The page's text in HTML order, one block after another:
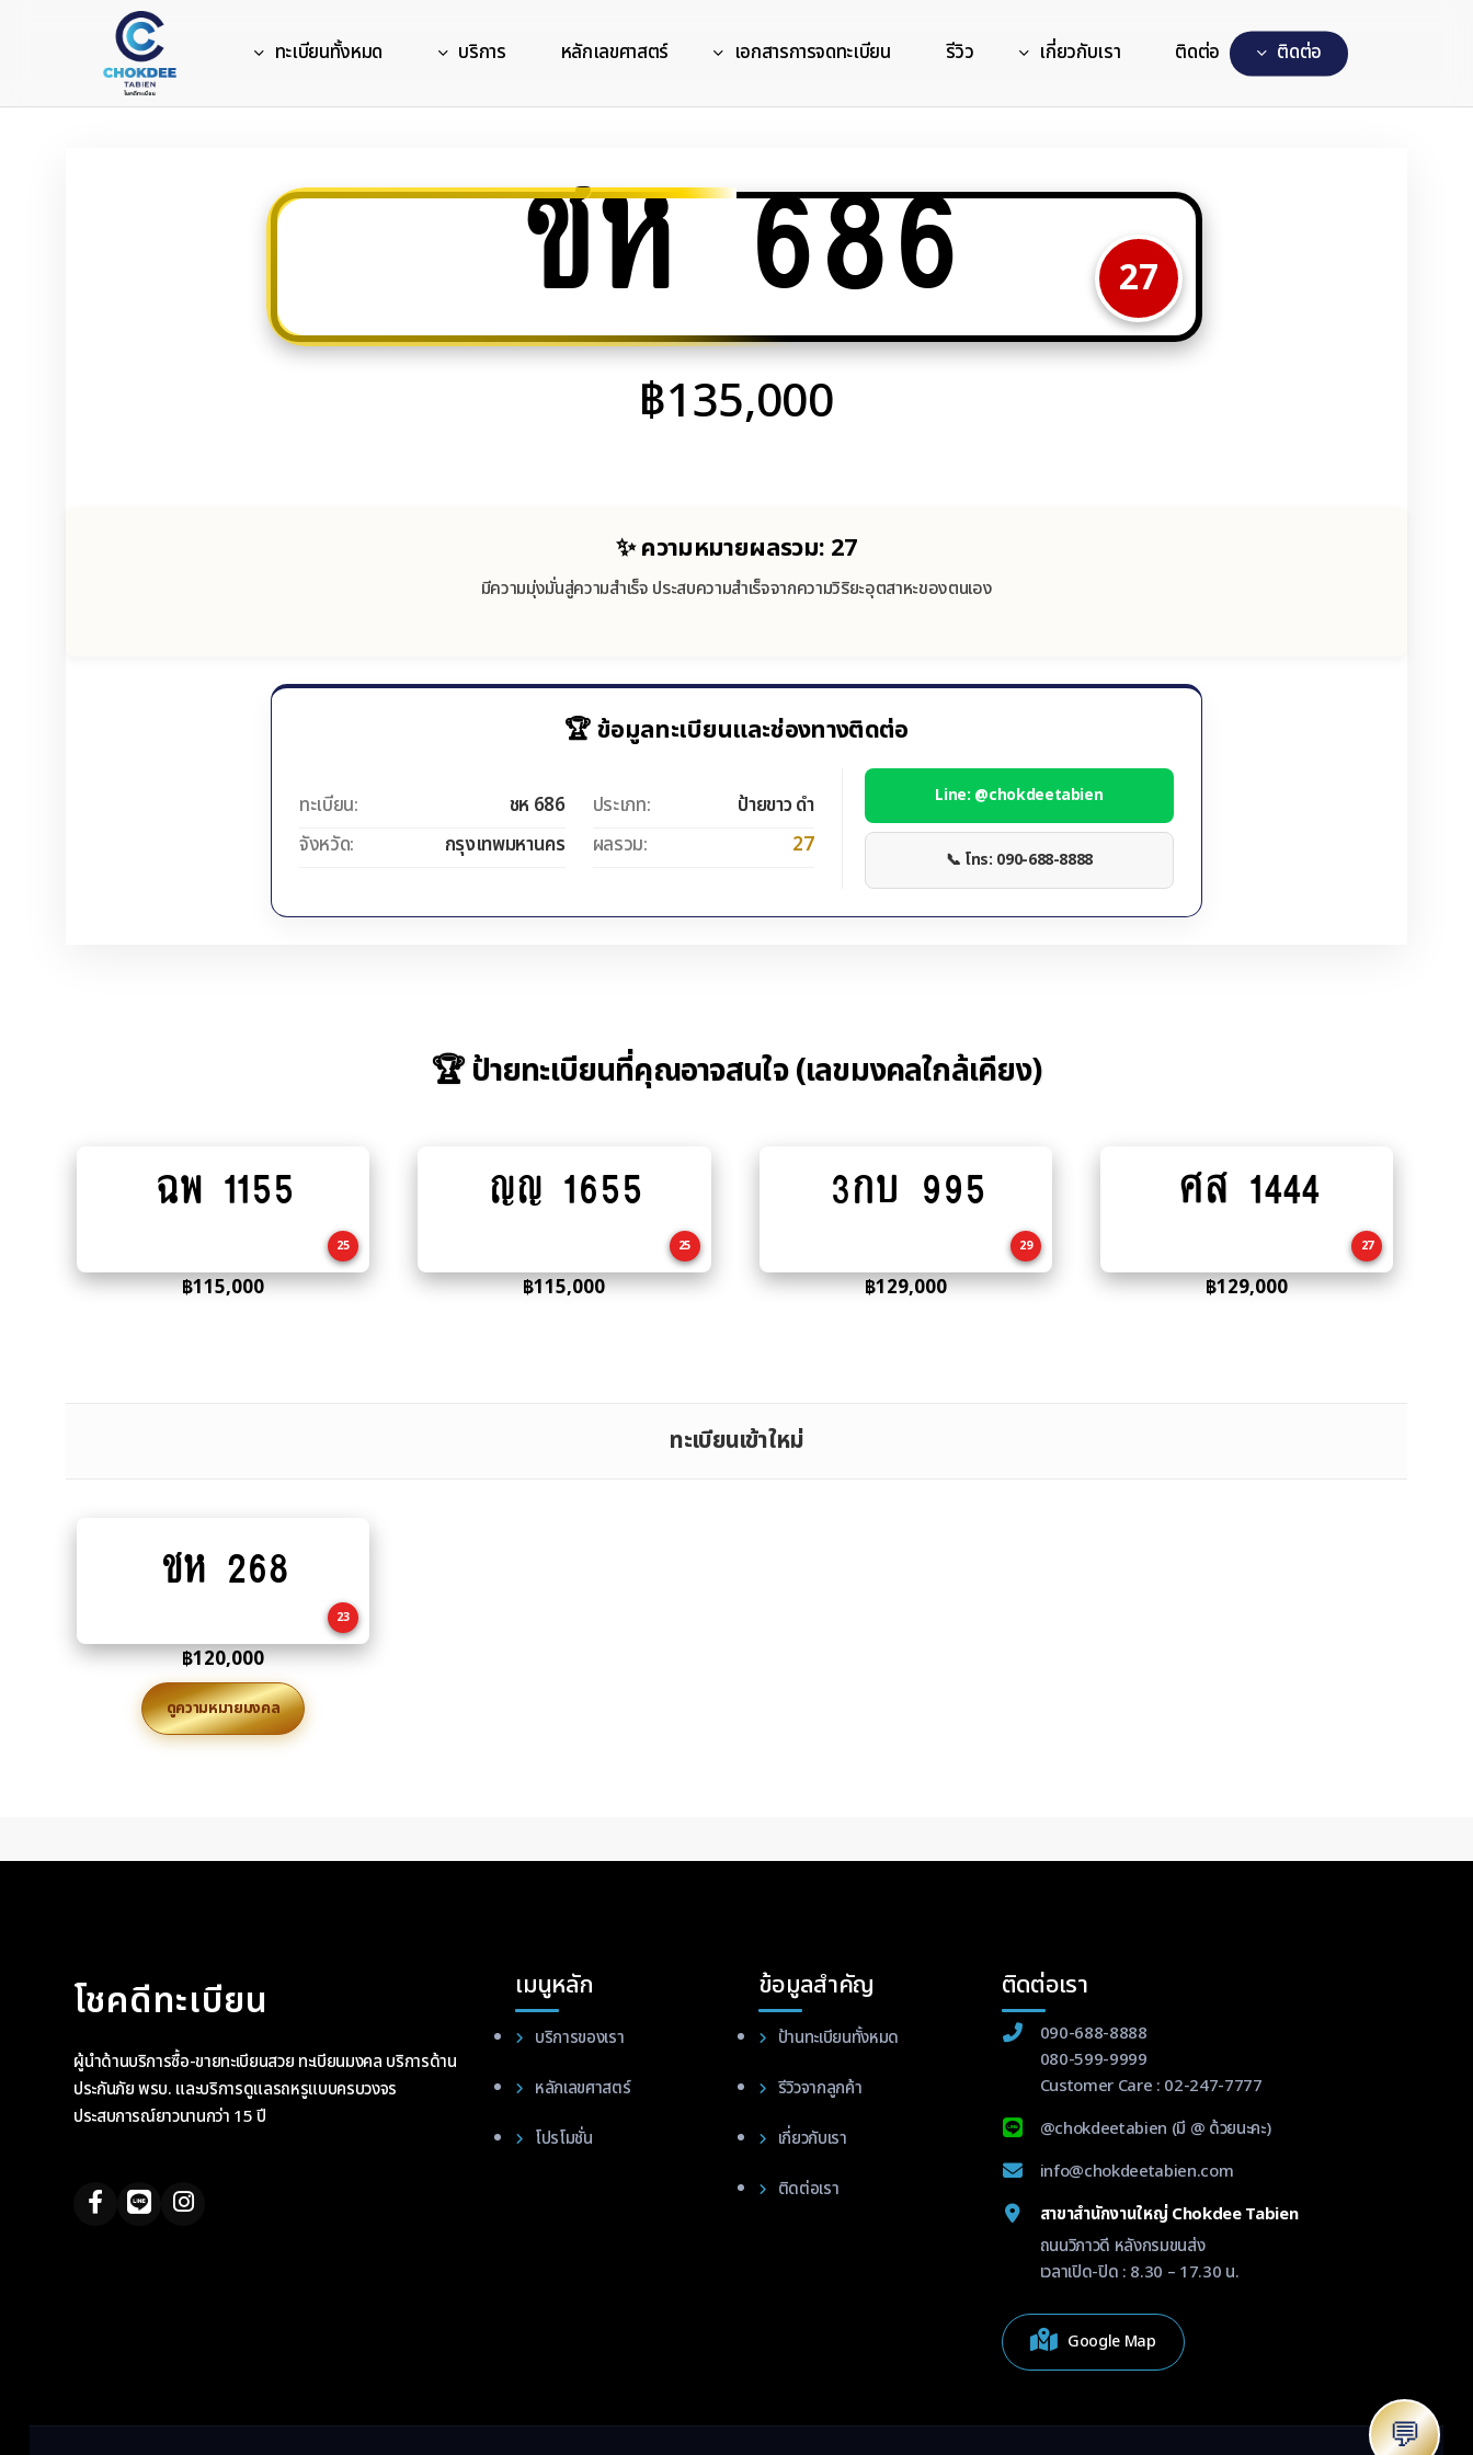
content
ทะเบียนทั้งหมด บริการ หลักเลขศาสตร์ เอกสารการจดทะเบียน รีวิว เกี่ยวกับเรา ติดต่อ ตดตอ
ชห 686 27
฿135,000
✨ ความหมายผลรวม: 27
มีความมุ่งมั่นสู่ความสำเร็จ ประสบความสำเร็จจากความวิริยะอุตสาหะของตนเอง
🏆 ข้อมูลทะเบียนและช่องทางติดต่อ
ทะเบียน:
ชห 686
จังหวัด:
กรุงเทพมหานคร
ประเภท:
ป้ายขาว ดำ
ผลรวม:
27
Line: @chokdeetabien
📞 โทร: 090-688-8888
🏆 ป้ายทะเบียนที่คุณอาจสนใจ (เลขมงคลใกล้เคียง)
Add
to
ฉพ 1155
25
฿115,000
Add
to
ญญ 1655
25
฿115,000
Add
to
3กบ 995
29
฿129,000
Add
to
ศส 1444
27
฿129,000
ทะเบียนเข้าใหม่
to
ชห 268
23
฿120,000
ดูความหมายมงคล
โชคดีทะเบียน
ผู้นำด้านบริการซื้อ-ขายทะเบียนสวย ทะเบียนมงคล บริการด้าน
ประกันภัย พรบ. และบริการดูแลรถหรูแบบครบวงจร
ประสบการณ์ยาวนานกว่า 15 ปี
เมนูหลัก
บริการของเรา
หลักเลขศาสตร์
โปรโมชั่น
ข้อมูลสำคัญ
ป้านทะเบียนทั้งหมด
รีวิวจากลูกค้า
เกี่ยวกับเรา
ติดต่อเรา
ติดต่อเรา
090-688-8888
080-599-9999
Customer Care : 02-247-7777
@chokdeetabien (มี @ ด้วยนะคะ)
info@chokdeetabien.com
สาขาสำนักงานใหญ่ Chokdee Tabien
ถนนวิภาวดี หลังกรมขนส่ง
เวลาเปิด-ปิด : 8.30 – 17.30 น.
Google Map
💬